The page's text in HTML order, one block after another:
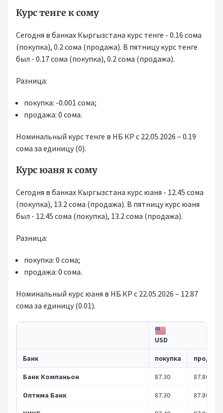
Курс тенге к сому
Сегодня в банках Кыргызстана курс тенге - 0.16 сома
(покупка), 0.2 сома (продажа). В пятницу курс тенге
был - 0.17 сома (покупка), 0.2 сома (продажа).
Разница:
покупка: -0.001 сома;
продажа: 0 сома.
Номинальный курс тенге в НБ КР с 22.05.2026 – 0.19
сома за единицу (0).
Курс юаня к сому
Сегодня в банках Кыргызстана курс юаня - 12.45 сома
(покупка), 13.2 сома (продажа). В пятницу курс юаня
был - 12.45 сома (покупка), 13.2 сома (продажа).
Разница:
покупка: 0 сома;
продажа: 0 сома.
Номинальный курс юаня в НБ КР с 22.05.2026 – 12.87
сома за единицу (0.01).
USD
Банк покупка продажа
Банк Компаньон 87.30 87.80
Оптима Банк 87.30 87.80